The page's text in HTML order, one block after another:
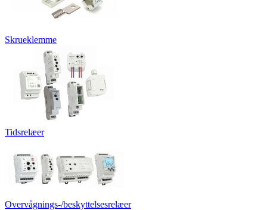
Skrueklemme
Tidsrelæer
Overvågnings-/beskyttelsesrelæer